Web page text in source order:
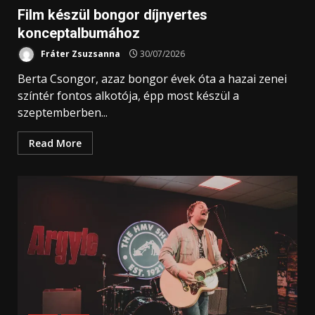
Film készül bongor díjnyertes
konceptalbumához
Fráter Zsuzsanna 30/07/2026
Berta Csongor, azaz bongor évek óta a hazai zenei
színtér fontos alkotója, épp most készül a
szeptemberben...
Read More